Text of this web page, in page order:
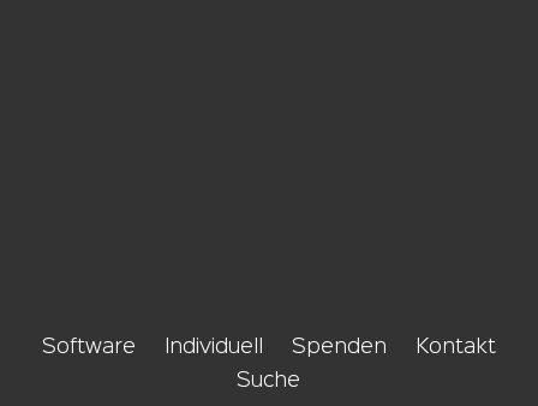
Software Individuell Spenden
Kontakt
Suche